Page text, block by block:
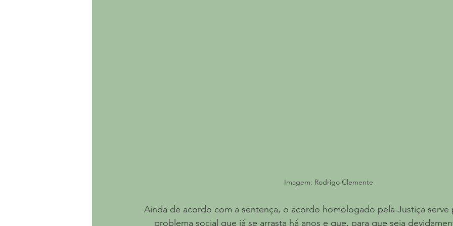
Imagem: Rodrigo Clemente
Ainda de acordo com a sentença, o acordo homologado pela Justiça serve
problema social que já se arrasta há anos e que, para que seja